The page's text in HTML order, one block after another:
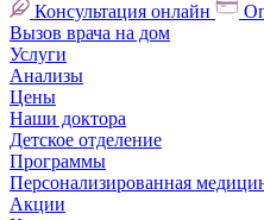
Консультация онлайн
Вызов врача на дом
Услуги
Анализы
Цены
Наши доктора
Детское отделение
Программы
Персонализированная
Акции